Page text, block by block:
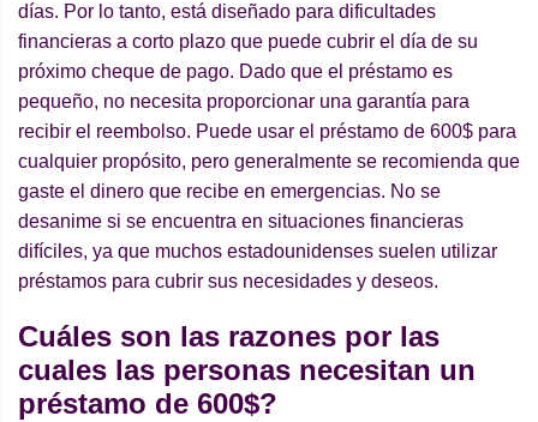
días. Por lo tanto, está diseñado para dificultades
financieras a corto plazo que puede cubrir el día de su
próximo cheque de pago. Dado que el préstamo es
pequeño, no necesita proporcionar una garantía para
recibir el reembolso. Puede usar el préstamo de 600$ para
cualquier propósito, pero generalmente se recomienda que
gaste el dinero que recibe en emergencias. No se
desanime si se encuentra en situaciones financieras
difíciles, ya que muchos estadounidenses suelen utilizar
préstamos para cubrir sus necesidades y deseos.
Cuáles son las razones por las
cuales las personas necesitan un
préstamo de 600$?